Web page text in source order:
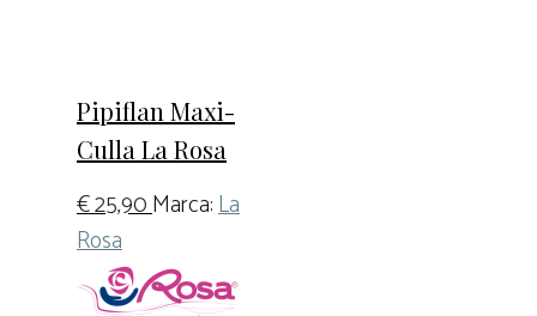
Pipiflan Maxi-
Culla La Rosa
€25,90Marca:La
Rosa